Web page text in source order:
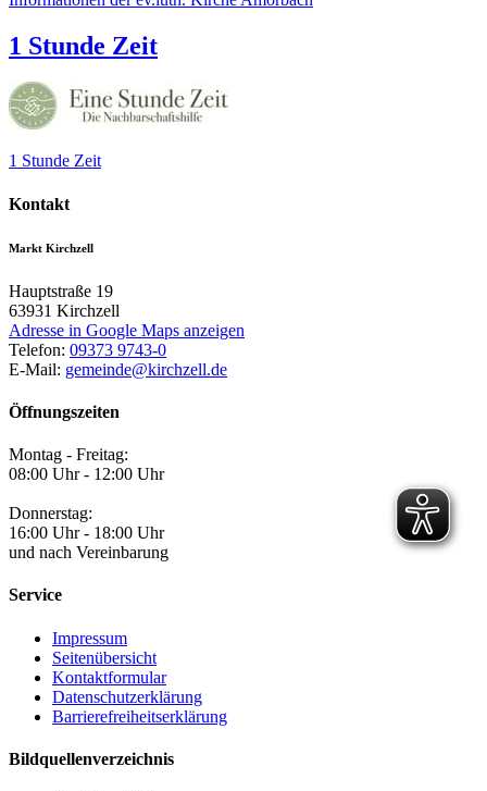
1 Stunde Zeit
1 Stunde Zeit
Kontakt
Markt Kirchzell
Hauptstraße 19
63931 Kirchzell
Adresse in Google Maps anzeigen
Telefon: 09373 9743-0
E-Mail: gemeinde@kirchzell.de
Öffnungszeiten
Montag - Freitag:
08:00 Uhr - 12:00 Uhr
Donnerstag:
16:00 Uhr - 18:00 Uhr
und nach Vereinbarung
Service
Impressum
Seitenübersicht
Kontaktformular
Datenschutzerklärung
Barrierefreiheitserklärung
Bildquellenverzeichnis